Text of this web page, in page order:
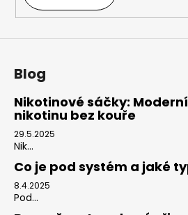
Blog
Nikotinové sáčky:
nikotinu bez kouře
29.5.2025
Nik...
Co je pod systém a jaké
8.4.2025
Pod...